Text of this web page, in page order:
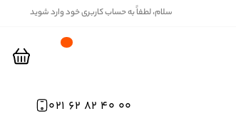
سلام، لطفاً به حساب کاربری خود وارد شوید
00 40 82 62 021